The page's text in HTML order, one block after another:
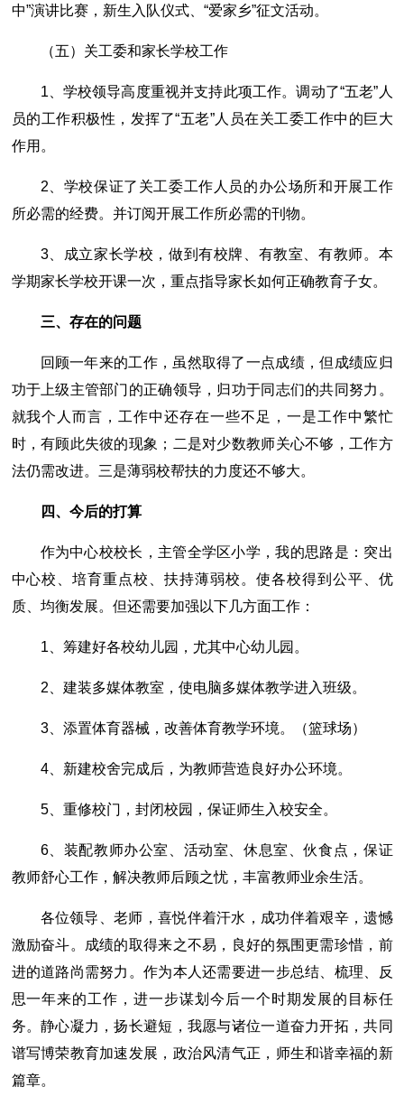
中”演讲比赛，新生入队仪式、“爱家乡”征文活动。
（五）关工委和家长学校工作
1、学校领导高度重视并支持此项工作。调动了“五老”人
员的工作积极性，发挥了“五老”人员在关工委工作中的巨大
作用。
2、学校保证了关工委工作人员的办公场所和开展工作
所必需的经费。并订阅开展工作所必需的刊物。
3、成立家长学校，做到有校牌、有教室、有教师。本
学期家长学校开课一次，重点指导家长如何正确教育子女。
三、存在的问题
回顾一年来的工作，虽然取得了一点成绩，但成绩应归
功于上级主管部门的正确领导，归功于同志们的共同努力。
就我个人而言，工作中还存在一些不足，一是工作中繁忙
时，有顾此失彼的现象；二是对少数教师关心不够，工作方
法仍需改进。三是薄弱校帮扶的力度还不够大。
四、今后的打算
作为中心校校长，主管全学区小学，我的思路是：突出
中心校、培育重点校、扶持薄弱校。使各校得到公平、优
质、均衡发展。但还需要加强以下几方面工作：
1、筹建好各校幼儿园，尤其中心幼儿园。
2、建装多媒体教室，使电脑多媒体教学进入班级。
3、添置体育器械，改善体育教学环境。（篮球场）
4、新建校舍完成后，为教师营造良好办公环境。
5、重修校门，封闭校园，保证师生入校安全。
6、装配教师办公室、活动室、休息室、伙食点，保证
教师舒心工作，解决教师后顾之忧，丰富教师业余生活。
各位领导、老师，喜悦伴着汗水，成功伴着艰辛，遗憾
激励奋斗。成绩的取得来之不易，良好的氛围更需珍惜，前
进的道路尚需努力。作为本人还需要进一步总结、梳理、反
思一年来的工作，进一步谋划今后一个时期发展的目标任
务。静心凝力，扬长避短，我愿与诸位一道奋力开拓，共同
谱写博荣教育加速发展，政治风清气正，师生和谐幸福的新
篇章。